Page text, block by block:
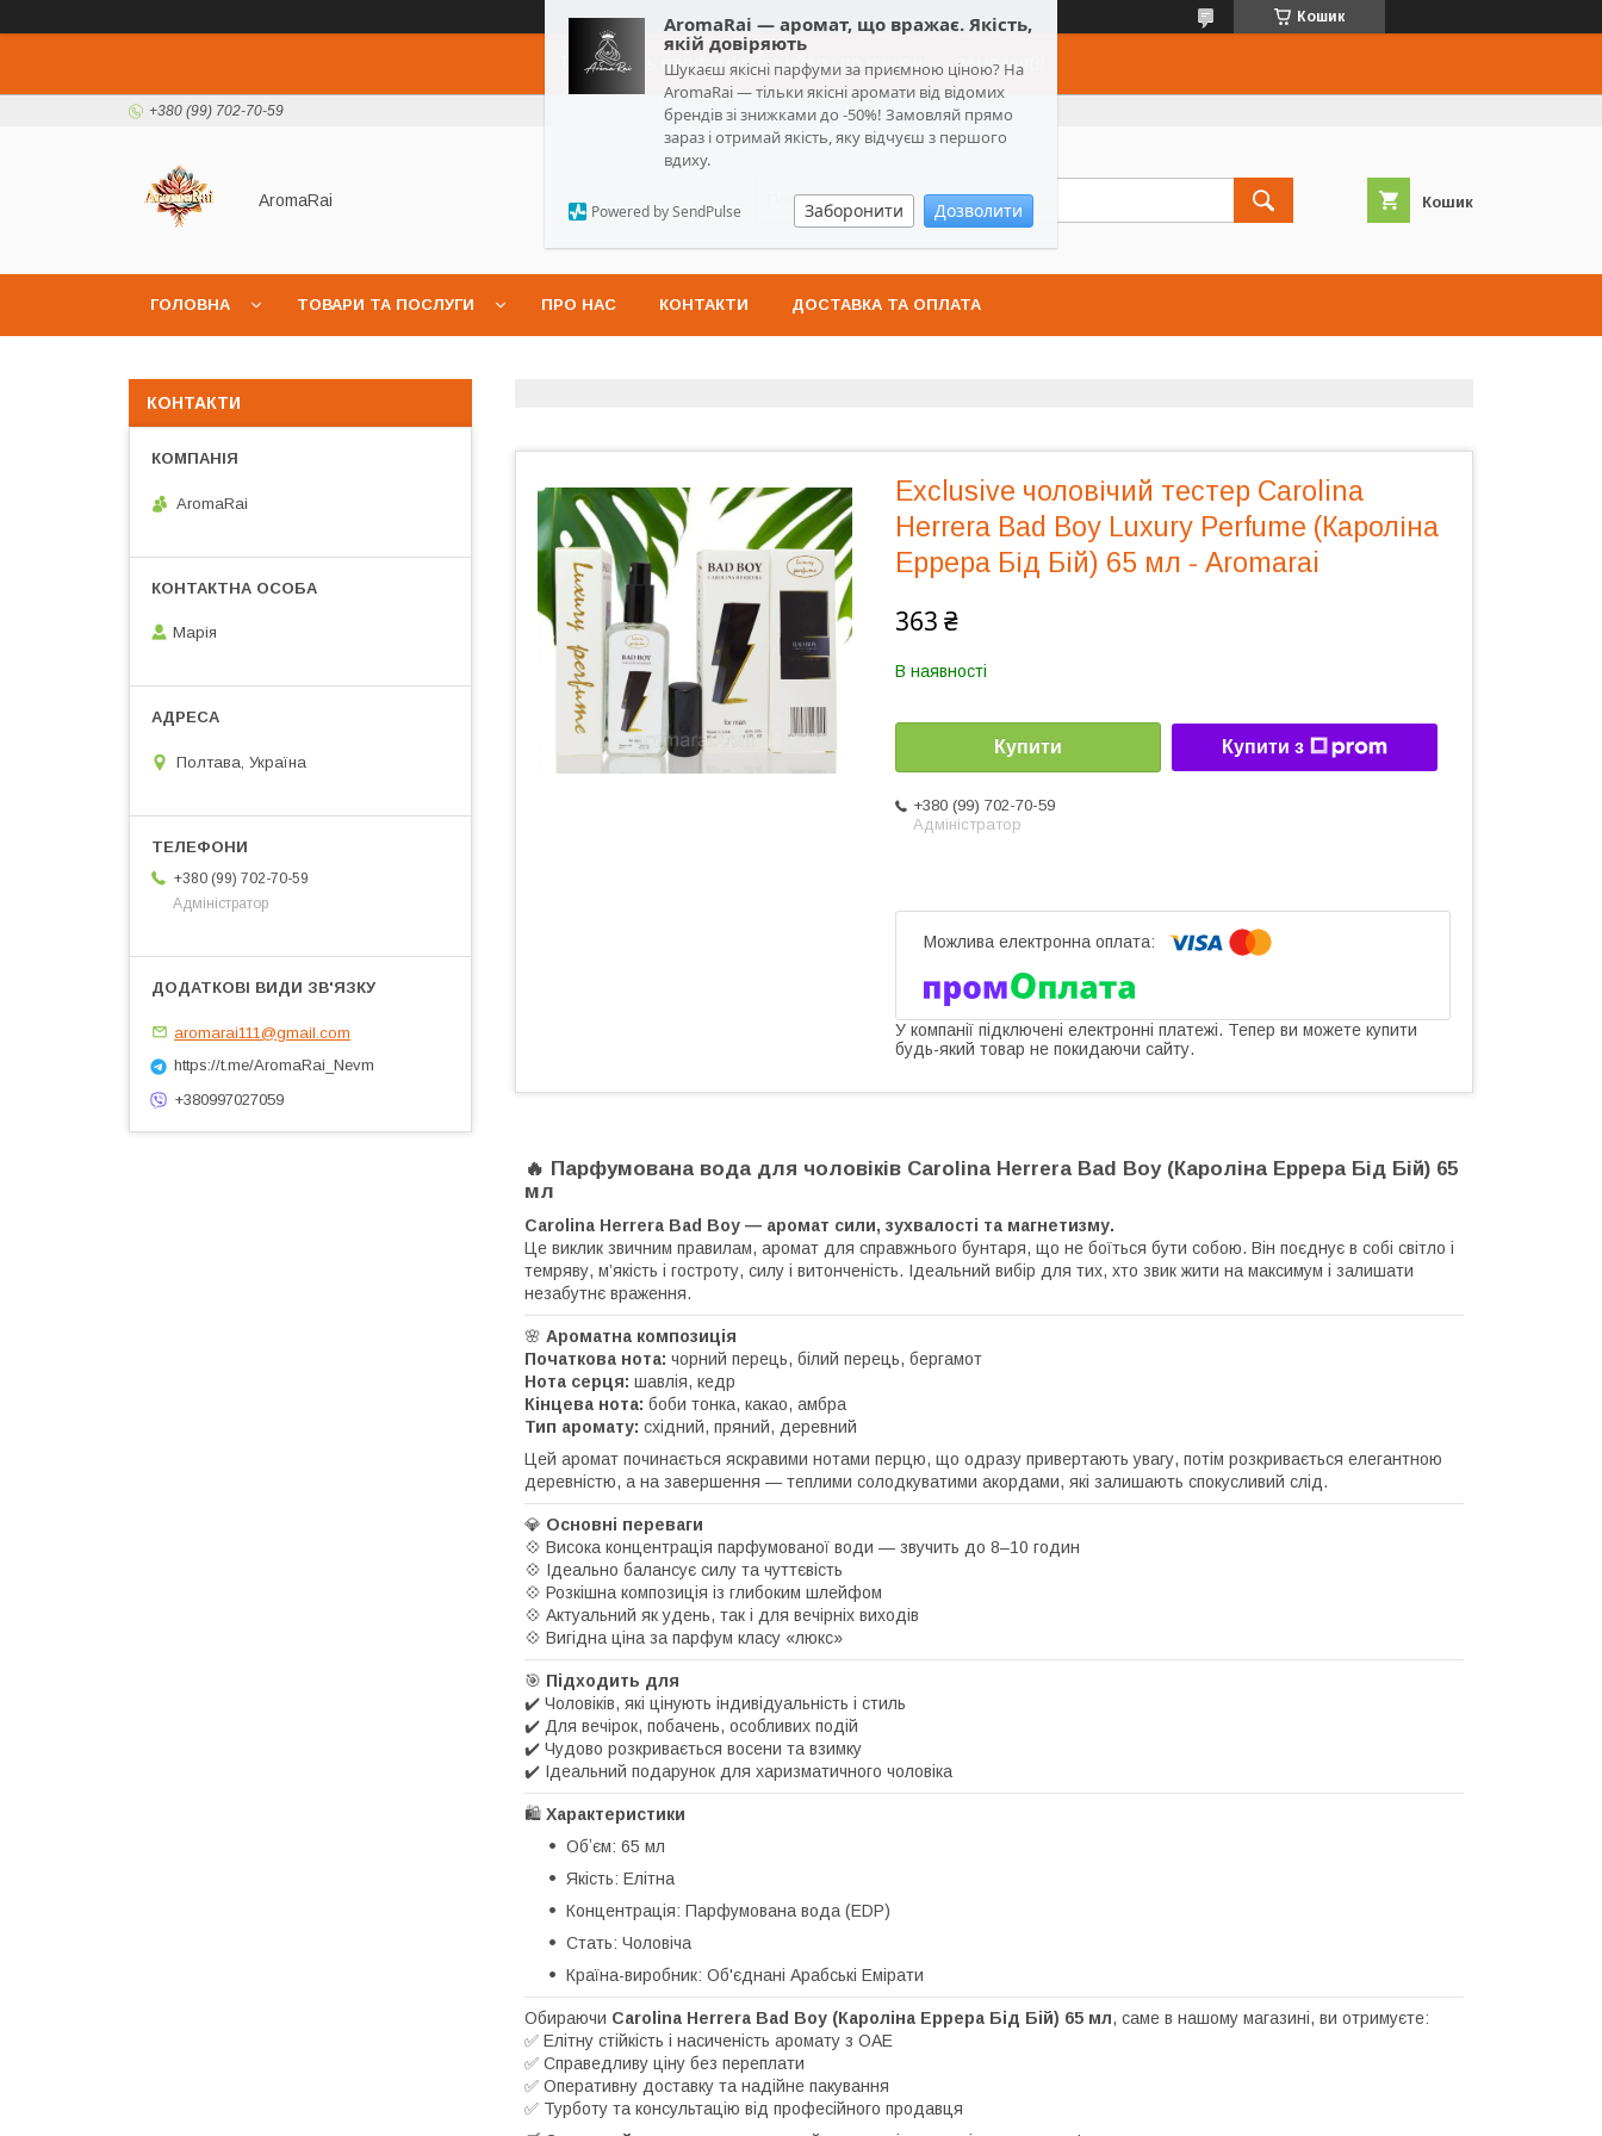
AromaRai — аромат, що вражає. Якість,
якій довіряють
Шукаєш якісні парфуми за приємною ціною? На
AromaRai — тільки якісні аромати від відомих
брендів зі знижками до -50%! Замовляй прямо
зараз і отримай якість, яку відчуєш з першого
вдиху.
Заборонити Дозволити
Powered by SendPulse
Кошик
Топ-якість парфумів без удару по кишені — замовляй!
+380 (99) 702-70-59
AromaRai Кошик
ГОЛОВНА ТОВАРИ ТА ПОСЛУГИ ПРО НАС КОНТАКТИ ДОСТАВКА ТА ОПЛАТА
Exclusive чоловічий тестер Carolina
Herrera Bad Boy Luxury Perfume (Кароліна
Еррера Бід Бій) 65 мл - Aromarai
363 ₴
В наявності
Купити Купити з
+380 (99) 702-70-59
Адміністратор
У компанії підключені електронні платежі. Тепер ви можете купити
будь-який товар не покидаючи сайту.
🔥 Парфумована вода для чоловіків Carolina Herrera Bad Boy (Кароліна Еррера Бід Бій) 65
мл
Carolina Herrera Bad Boy — аромат сили, зухвалості та магнетизму.
Це виклик звичним правилам, аромат для справжнього бунтаря, що не боїться бути собою. Він поєднує в собі світло і
темряву, м’якість і гостроту, силу і витонченість. Ідеальний вибір для тих, хто звик жити на максимум і залишати
незабутнє враження.
🌸 Ароматна композиція
Початкова нота: чорний перець, білий перець, бергамот
Нота серця: шавлія, кедр
Кінцева нота: боби тонка, какао, амбра
Тип аромату: східний, пряний, деревний
Цей аромат починається яскравими нотами перцю, що одразу привертають увагу, потім розкривається елегантною
деревністю, а на завершення — теплими солодкуватими акордами, які залишають спокусливий слід.
💎 Основні переваги
💠 Висока концентрація парфумованої води — звучить до 8–10 годин
💠 Ідеально балансує силу та чуттєвість
💠 Розкішна композиція із глибоким шлейфом
💠 Актуальний як удень, так і для вечірніх виходів
💠 Вигідна ціна за парфум класу «люкс»
🎯 Підходить для
✔️ Чоловіків, які цінують індивідуальність і стиль
✔️ Для вечірок, побачень, особливих подій
✔️ Чудово розкривається восени та взимку
✔️ Ідеальний подарунок для харизматичного чоловіка
🛍️ Характеристики
Обʼєм: 65 мл
Якість: Елітна
Концентрація: Парфумована вода (EDP)
Стать: Чоловіча
Країна-виробник: Об'єднані Арабські Емірати
Обираючи Carolina Herrera Bad Boy (Кароліна Еррера Бід Бій) 65 мл, саме в нашому магазині, ви отримуєте:
✅ Елітну стійкість і насиченість аромату з ОАЕ
✅ Справедливу ціну без переплати
✅ Оперативну доставку та надійне пакування
✅ Турботу та консультацію від професійного продавця
КОНТАКТИ
AromaRai
Марія
Полтава, Україна
+380 (99) 702-70-59
Адміністратор
aromarai111@gmail.com
https://t.me/AromaRai_Nevm
+380997027059